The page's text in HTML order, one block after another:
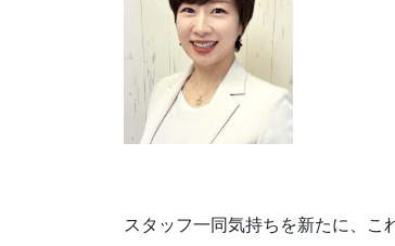
スタッフ一同気持ちを新たに、こ